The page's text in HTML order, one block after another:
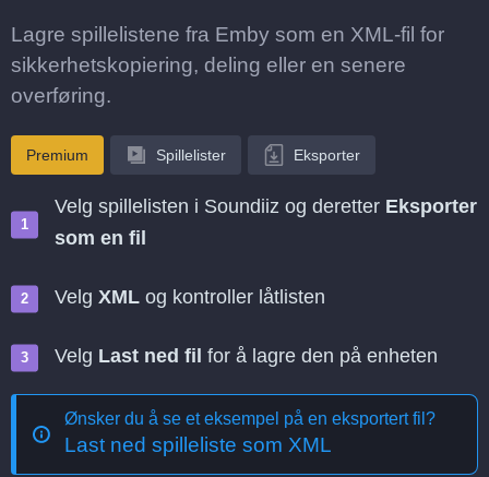
Lagre spillelistene fra Emby som en XML-fil for
sikkerhetskopiering, deling eller en senere
overføring.
Premium Spillelister Eksporter
Velg spillelisten i Soundiiz og deretter Eksporter
som en fil
Velg XML og kontroller låtlisten
Velg Last ned fil for å lagre den på enheten
Ønsker du å se et eksempel på en eksportert fil?
Last ned spilleliste som XML